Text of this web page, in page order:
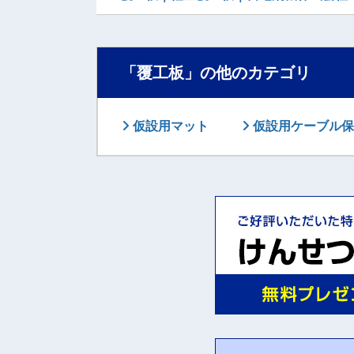
「覆工板」の他のカテゴリ
仮設用マット 仮設用ケーブル